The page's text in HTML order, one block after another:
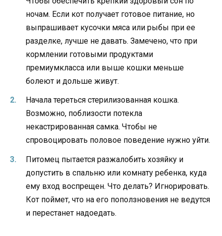
ночам. Если кот получает готовое питание, но
выпрашивает кусочки мяса или рыбы при ее
разделке, лучше не давать. Замечено, что при
кормлении готовыми продуктами
премиумкласса или выше кошки меньше
болеют и дольше живут.
Начала тереться стерилизованная кошка.
Возможно, поблизости потекла
некастрированная самка. Чтобы не
спровоцировать половое поведение нужно уйти.
Питомец пытается разжалобить хозяйку и
допустить в спальню или комнату ребенка, куда
ему вход воспрещен. Что делать? Игнорировать.
Кот поймет, что на его поползновения не ведутся
и перестанет надоедать.